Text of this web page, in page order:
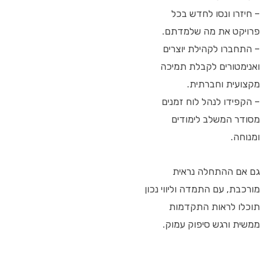
– חיזרו ונסו לחדש בכל
פרויקט את מה שלמדתם.
– התחברו לקהילת יוצרים
ואנימטורים לקבלת תמיכה
מקצועית וחברתית.
– הקפידו לנהל לוח זמנים
מסודר המשלב לימודים
ומנוחה.
גם אם ההתחלה נראית
מורכבת, עם התמדה וליווי נכון
תוכלו לראות התקדמות
ממשית ורגש סיפוק עמוק.